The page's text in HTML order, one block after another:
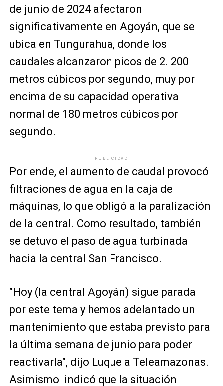
de junio de 2024 afectaron
significativamente en Agoyán, que se
ubica en Tungurahua, donde los
caudales alcanzaron picos de 2. 200
metros cúbicos por segundo, muy por
encima de su capacidad operativa
normal de 180 metros cúbicos por
segundo.
PUBLICIDAD
Por ende, el aumento de caudal provocó
filtraciones de agua en la caja de
máquinas, lo que obligó a la paralización
de la central. Como resultado, también
se detuvo el paso de agua turbinada
hacia la central San Francisco.
"Hoy (la central Agoyán) sigue parada
por este tema y hemos adelantado un
mantenimiento que estaba previsto para
la última semana de junio para poder
reactivarla", dijo Luque a Teleamazonas.
Asimismo indicó que la situación